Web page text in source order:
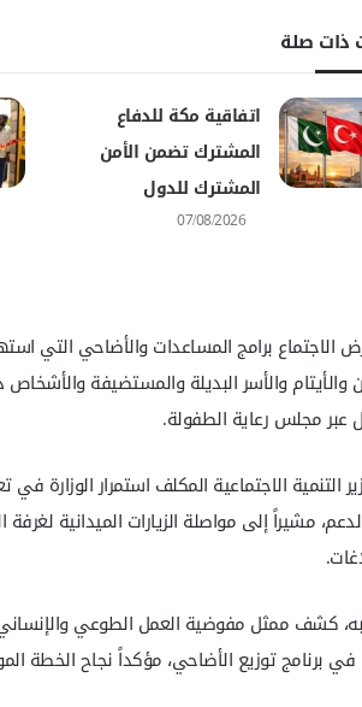
ذات صلة
اتفاقية مكة للدفاع
المشترك تضمن الأمن
المشترك للدول
07/08/2026
الاجتماع برامج المساعدات والأضاحي التي
والأيتام والأسر البديلة والمستضيفة
عبر مجلس رعاية الطفولة.
التنمية الاجتماعية المكلف استمرار الوزارة
مشيراً إلى مواصلة الزيارات الميدانية
برنامج توزيع الأضاحي، مؤكداً نجاح الخطة